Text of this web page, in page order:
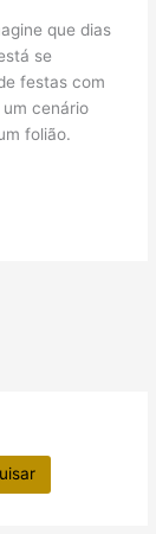
que dias
se
festas com
cenário
folião.